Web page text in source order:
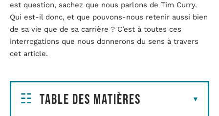
est question, sachez que nous parlons de Tim Curry.
Qui est-il donc, et que pouvons-nous retenir aussi bien
de sa vie que de sa carrière ? C’est à toutes ces
interrogations que nous donnerons du sens à travers
cet article.
Table des matières